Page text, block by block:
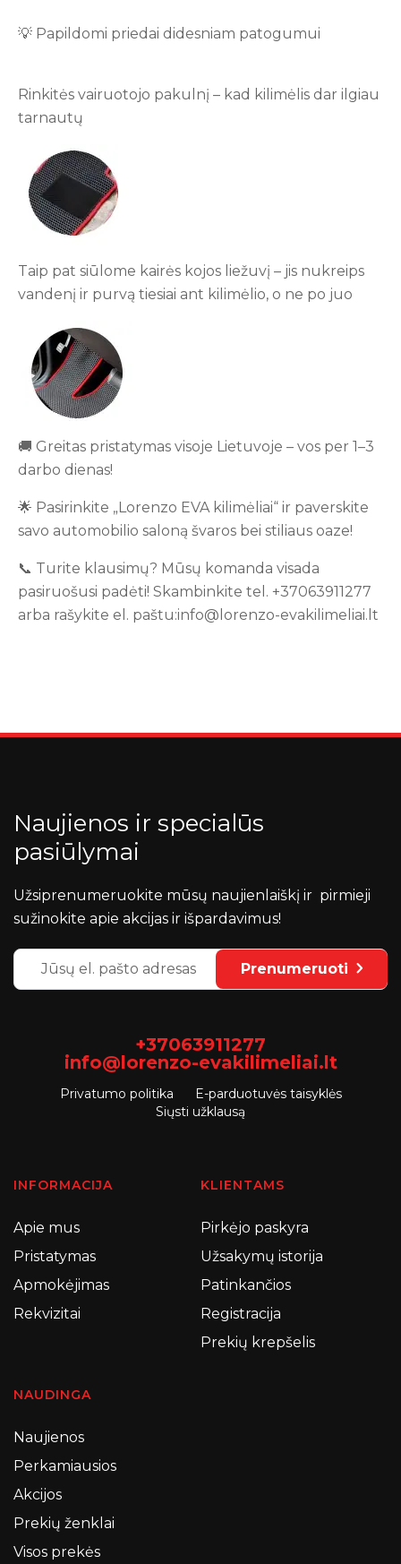
💡 Papildomi priedai didesniam patogumui
Rinkitės vairuotojo pakulnį – kad kilimėlis dar ilgiau
tarnautų
Taip pat siūlome kairės kojos liežuvį – jis nukreips
vandenį ir purvą tiesiai ant kilimėlio, o ne po juo
🚚 Greitas pristatymas visoje Lietuvoje – vos per 1–3
darbo dienas!
🌟 Pasirinkite „Lorenzo EVA kilimėliai“ ir paverskite
savo automobilio saloną švaros bei stiliaus oaze!
📞 Turite klausimų? Mūsų komanda visada
pasiruošusi padėti! Skambinkite tel. +37063911277
arba rašykite el. paštu:info@lorenzo-evakilimeliai.lt
Naujienos ir specialūs
pasiūlymai
Užsiprenumeruokite mūsų naujienlaiškį ir pirmieji
sužinokite apie akcijas ir išpardavimus!
Prenumeruoti
+37063911277
info@lorenzo-evakilimeliai.lt
Privatumo politika
E-parduotuvės taisyklės
Siųsti užklausą
INFORMACIJA
Apie mus
Pristatymas
Apmokėjimas
Rekvizitai
KLIENTAMS
Pirkėjo paskyra
Užsakymų istorija
Patinkančios
Registracija
Prekių krepšelis
NAUDINGA
Naujienos
Perkamiausios
Akcijos
Prekių ženklai
Visos prekės